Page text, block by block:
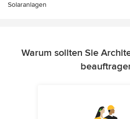
Solaranlagen
Warum sollten Sie